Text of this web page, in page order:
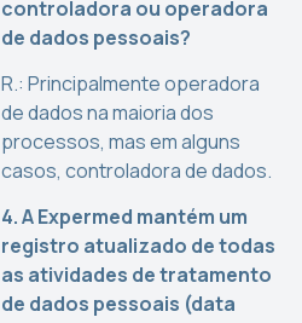
controladora ou operadora
de dados pessoais?
R.: Principalmente operadora
de dados na maioria dos
processos, mas em alguns
casos, controladora de dados.
4. A Expermed mantém um
registro atualizado de todas
as atividades de tratamento
de dados pessoais (data